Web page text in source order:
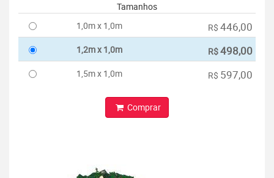
Tamanhos
1,0m x 1,0m
R$ 446,00
1,2m x 1,0m R$498,00
1,5m x 1,0m R$ 597,00
Comprar